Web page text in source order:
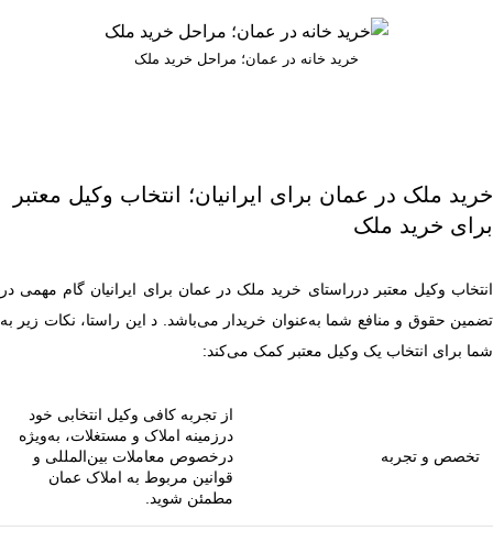
خرید خانه در عمان؛ مراحل خرید ملک
خرید ملک در عمان برای ایرانیان؛ انتخاب وکیل معتبر
برای خرید ملک
انتخاب وکیل معتبر درراستای خرید ملک در عمان برای ایرانیان گام مهمی در
تضمین حقوق و منافع شما به‌عنوان خریدار می‌باشد. د این راستا، نکات زیر به
شما برای انتخاب یک وکیل معتبر کمک می‌کند:
تخصص و تجربه
از تجربه کافی وکیل انتخابی خود
درزمینه املاک و مستغلات، به‌ویژه
درخصوص معاملات بین‌المللی و
قوانین مربوط به املاک عمان
مطمئن شوید.